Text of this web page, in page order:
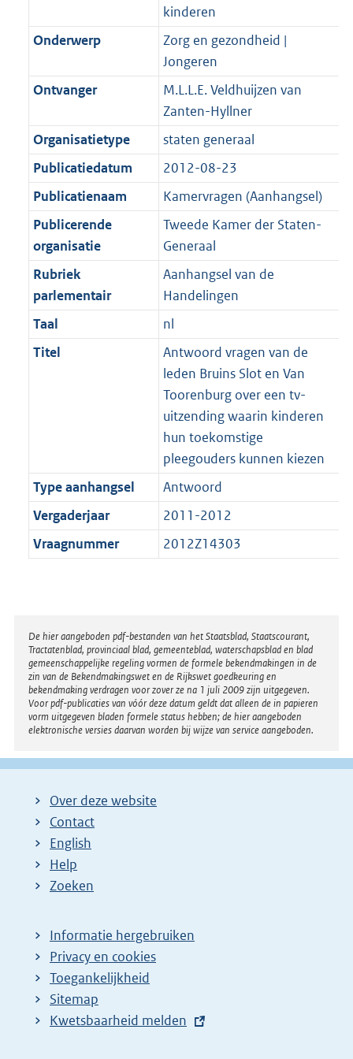
t
K
b K
b
kinderen
Onderwerp
Zorg en gezondheid |
Jongeren
Ontvanger
M.L.L.E. Veldhuijzen van
Zanten-Hyllner
Organisatietype
staten generaal
Publicatiedatum
2012-08-23
Publicatienaam
Kamervragen (Aanhangsel)
Publicerende
organisatie
Tweede Kamer der Staten-
Generaal
Rubriek
parlementair
Aanhangsel van de
Handelingen
Taal
nl
Titel
Antwoord vragen van de
leden Bruins Slot en Van
Toorenburg over een tv-
uitzending waarin kinderen
hun toekomstige
pleegouders kunnen kiezen
Type aanhangsel
Antwoord
Vergaderjaar
2011-2012
Vraagnummer
2012Z14303
Disclaimer
De hier aangeboden pdf-bestanden van het Staatsblad, Staatscourant,
Tractatenblad, provinciaal blad, gemeenteblad, waterschapsblad en blad
gemeenschappelijke regeling vormen de formele bekendmakingen in de
zin van de Bekendmakingswet en de Rijkswet goedkeuring en
bekendmaking verdragen voor zover ze na 1 juli 2009 zijn uitgegeven.
Voor pdf-publicaties van vóór deze datum geldt dat alleen de in papieren
vorm uitgegeven bladen formele status hebben; de hier aangeboden
elektronische versies daarvan worden bij wijze van service aangeboden.
Over deze website
Contact
English
Help
Zoeken
Informatie hergebruiken
Privacy en cookies
Toegankelijkheid
Sitemap
E
Kwetsbaarheid melden